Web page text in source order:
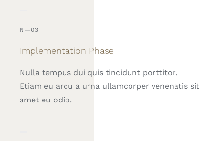
N—03
Implementation Phase
Nulla tempus dui quis tincidunt porttitor.
Etiam eu arcu a urna ullamcorper venenatis sit
amet eu odio.